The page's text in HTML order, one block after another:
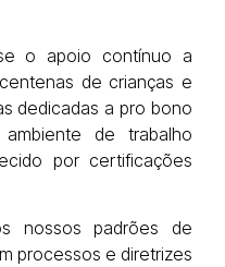
o apoio contínuo a
de crianças e
dedicadas a pro bono
de trabalho
por certificações
nossos padrões de
processos e diretrizes